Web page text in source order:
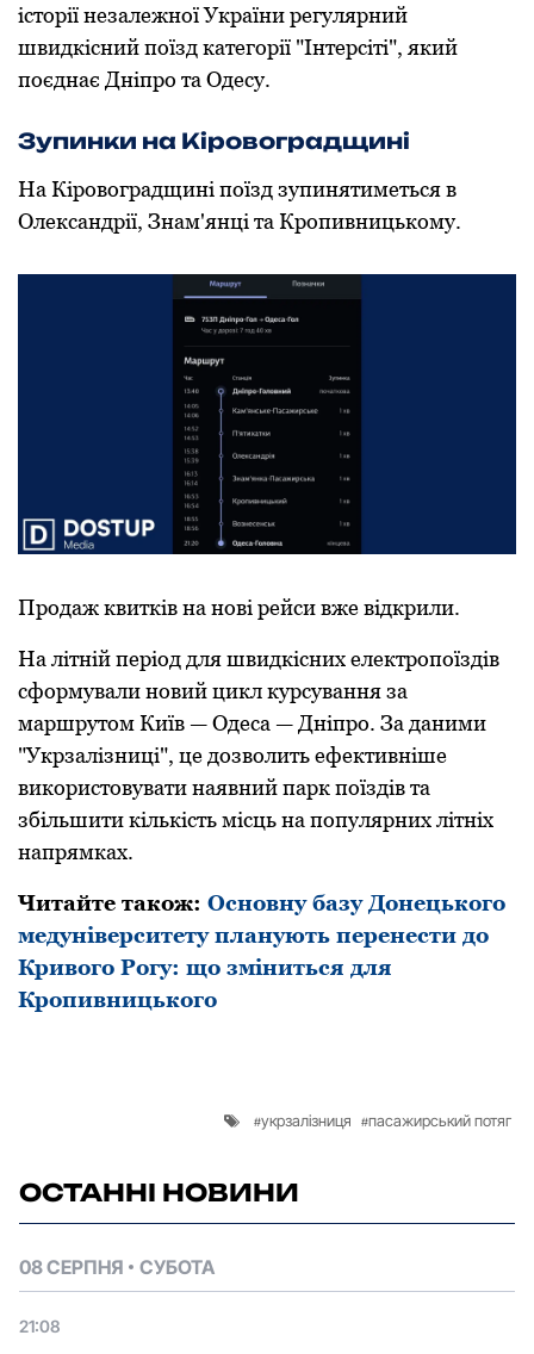
історії незалежної України регулярний
швидкісний поїзд категорії "Інтерсіті", який
поєднає Дніпро та Одесу.
Зупинки на Кіровоградщині
На Кіровоградщині поїзд зупинятиметься в
Олександрії, Знам'янці та Кропивницькому.
Продаж квитків на нові рейси вже відкрили.
На літній період для швидкісних електропоїздів
сформували новий цикл курсування за
маршрутом Київ — Одеса — Дніпро. За даними
"Укрзалізниці", це дозволить ефективніше
використовувати наявний парк поїздів та
збільшити кількість місць на популярних літніх
напрямках.
Читайте також: Основну базу Донецького
медуніверситету планують перенести до
Кривого Рогу: що зміниться для
Кропивницького
укрзалізниця пасажирський потяг
ОСТАННІ НОВИНИ
08 СЕРПНЯ СУБОТА
21:08